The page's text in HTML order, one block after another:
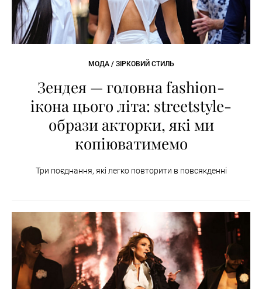
МОДА / ЗІРКОВИЙ СТИЛЬ
Зендея — головна fashion-
ікона цього літа: streetstyle-
образи акторки, які ми
копіюватимемо
Три поєднання, які легко повторити в повсякденні